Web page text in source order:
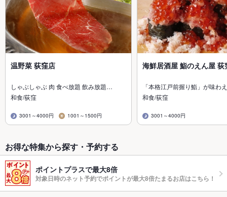
温野菜 荻窪店
しゃぶしゃぶ 肉 食べ放題 飲み放題…
和食/荻窪
3001～4000円 1001～1500円
海鮮居酒屋 鮨のえん屋 荻
「本格江戸前握り鮨」が味わ
和食/荻窪
3001～4000円
お得な特集から探す・予約する
ポイントプラスで最大8倍
対象日時のネット予約でポイントが最大8倍たまるお店はこちら！